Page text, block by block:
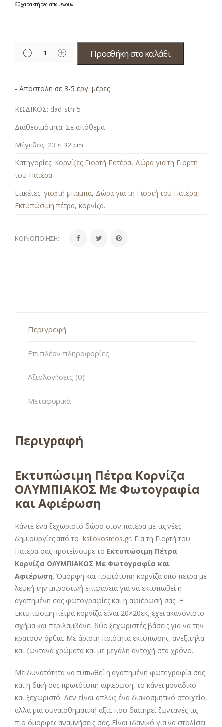
60χαρακτήρες απομένουν
Προσθήκη στο καλάθι
- Αποστολή σε 3-5 εργ. μέρες
ΚΩΔΙΚΟΣ: dad-stn-5
Διαθεσιμότητα: Σε απόθεμα
Μέγεθος: 23 × 32 cm
Κατηγορίες: Κορνίζες Γιορτή Πατέρα, Δώρα για τη Γιορτή
του Πατέρα.
Ετικέτες: γιορτή μπαμπά, Δώρα για τη Γιορτή του Πατέρα,
Εκτυπώσιμη πέτρα, κορνίζα.
ΚΟΙΝΟΠΟΊΗΣΗ:
Περιγραφή
Επιπλέον πληροφορίες
Αξιολογήσεις (0)
Μεταφορικά
Περιγραφή
Εκτυπώσιμη Πέτρα Κορνίζα
ΟΛΥΜΠΙΑΚΟΣ Με Φωτογραφία
και Αφιέρωση
Κάντε ένα ξεχωριστό δώρο στον πατέρα με τις νέες
δημιουργίες από το ksilokosmos.gr. Για τη Γιορτή του
Πατέρα σας προτείνουμε το Εκτυπώσιμη Πέτρα
Κορνίζα ΟΛΥΜΠΙΑΚΟΣ Με Φωτογραφία και
Αφιέρωση. Όμορφη και πρωτότυπη κορνίζα από πέτρα με
λευκή την μπροστινή επιφάνεια για να εκτυπωθεί η
αγαπημένη σας φωτογραφίες και η αφιέρωσή σας. Η
Εκτυπώσιμη πέτρα κορνίζα είναι 20×20εκ, έχει ακανόνιστο
σχήμα και περιλαμβάνει δύο ξεχωριστές βάσεις για να την
κρατούν όρθια. Με άριστη ποιότητα εκτύπωσης, ανεξίτηλα
και ζωντανά χρώματα και με μεγάλη αντοχή στο χρόνο.
Με δυνατότητα να τυπωθεί η αγαπημένη φωτογραφία σας
και η δική σας πρωτότυπη αφιέρωση, το κάνει μοναδικό
και ξεχωριστό. Δεν είναι απλώς ένα διακοσμητικό στοιχείο,
αλλά μια συναισθηματική αξία που διατηρεί ζωντανές τις
πιο όμορφες αναμνήσεις σας. Είναι ιδανικό για να στολίσει